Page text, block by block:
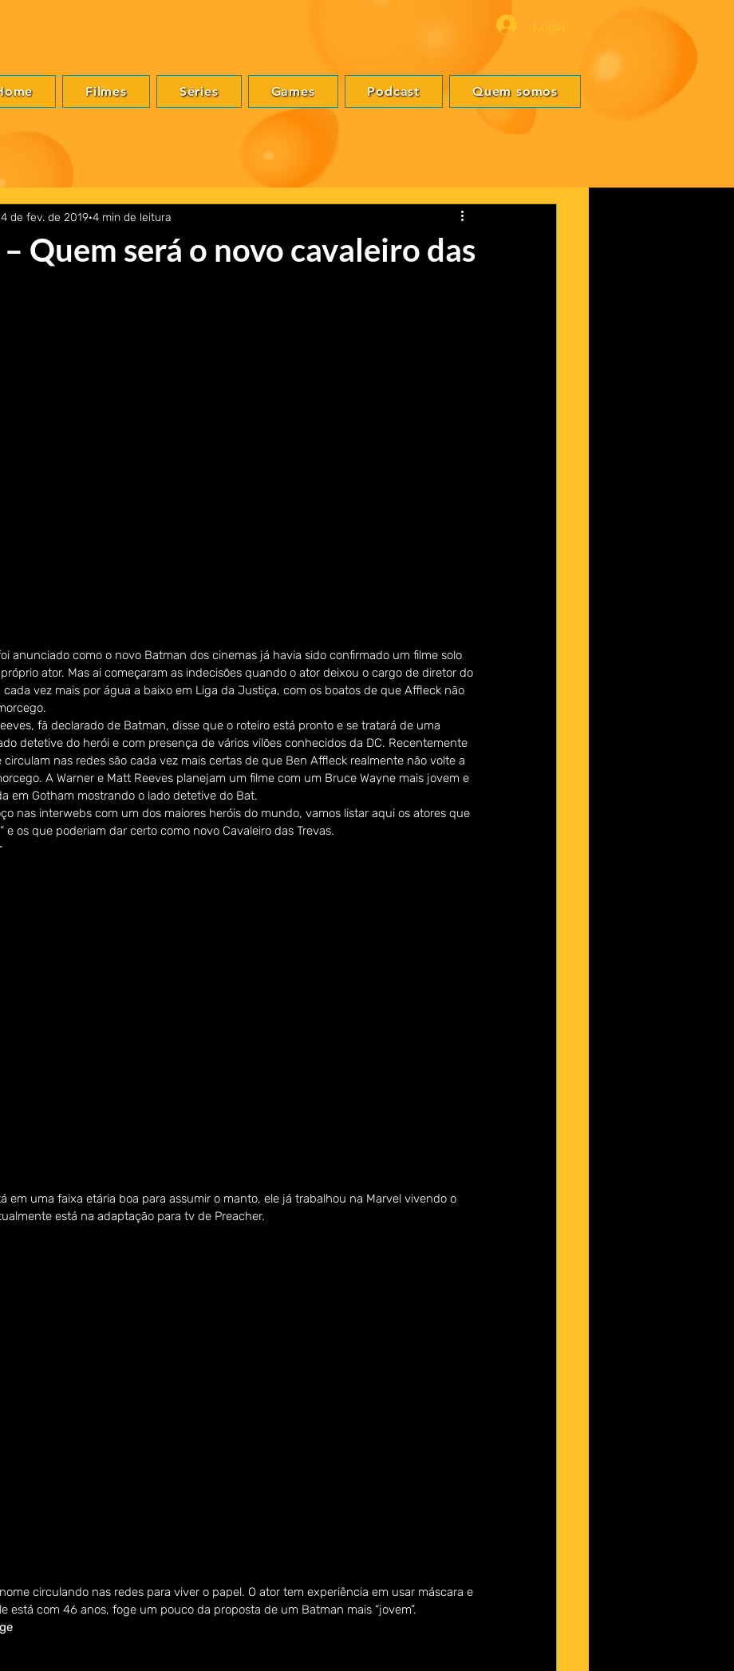
Filmes Séries Games Podcast Quem somos
Quem será o novo cavaleiro das
4 de fev. de 2019 4 min de leitura
anunciado como o novo Batman dos cinemas já havia sido confirmado um filme solo
ator. Mas ai começaram as indecisões quando o ator deixou o cargo de diretor do
cada vez mais por água a baixo em Liga da Justiça, com os boatos de que Affleck não
fã declarado de Batman, disse que o roteiro está pronto e se tratará de uma
detetive do herói e com presença de vários vilões conhecidos da DC. Recentemente
nas redes são cada vez mais certas de que Ben Affleck realmente não volte a
A Warner e Matt Reeves planejam um filme com um Bruce Wayne mais jovem e
em Gotham mostrando o lado detetive do Bat.
nas interwebs com um dos maiores heróis do mundo, vamos listar aqui os atores que
e os que poderiam dar certo como novo Cavaleiro das Trevas.
em uma faixa etária boa para assumir o manto, ele já trabalhou na Marvel vivendo o
está na adaptação para tv de Preacher.
circulando nas redes para viver o papel. O ator tem experiência em usar máscara e
está com 46 anos, foge um pouco da proposta de um Batman mais “jovem”.